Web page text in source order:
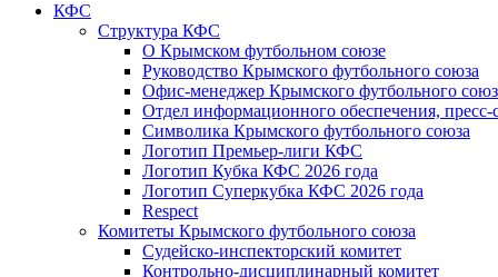
КФС
Структура КФС
О Крымском футбольном союзе
Руководство Крымского футбольного союза
Офис-менеджер Крымского футбольного
Отдел информационного обеспечения, пресс-
Символика Крымского футбольного союза
Логотип Премьер-лиги КФС
Логотип Кубка КФС 2026 года
Логотип Суперкубка КФС 2026 года
Respect
Комитеты Крымского футбольного союза
Судейско-инспекторский комитет
Контрольно-дисциплинарный комитет